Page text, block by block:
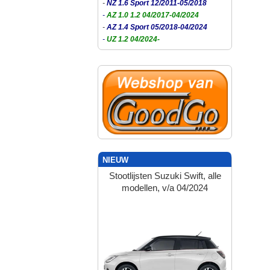
- NZ 1.6 Sport 12/2011-05/2018
- AZ 1.0 1.2 04/2017-04/2024
- AZ 1.4 Sport 05/2018-04/2024
- UZ 1.2 04/2024-
NIEUW
Stootlijsten Suzuki Swift, alle
modellen, v/a 04/2024